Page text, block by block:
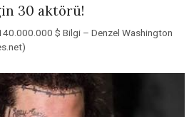
30 aktörü!
$ Bilgi – Denzel Washington